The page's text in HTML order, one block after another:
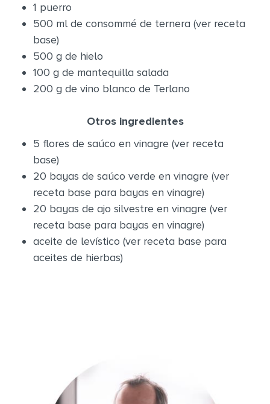
1 puerro
500 ml de consommé de ternera (ver receta
base)
500 g de hielo
100 g de mantequilla salada
200 g de vino blanco de Terlano
Otros ingredientes
5 flores de saúco en vinagre (ver receta
base)
20 bayas de saúco verde en vinagre (ver
receta base para bayas en vinagre)
20 bayas de ajo silvestre en vinagre (ver
receta base para bayas en vinagre)
aceite de levístico (ver receta base para
aceites de hierbas)